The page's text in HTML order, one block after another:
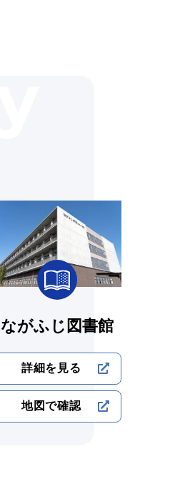
ながふじ図書館
詳細を見る
地図で確認